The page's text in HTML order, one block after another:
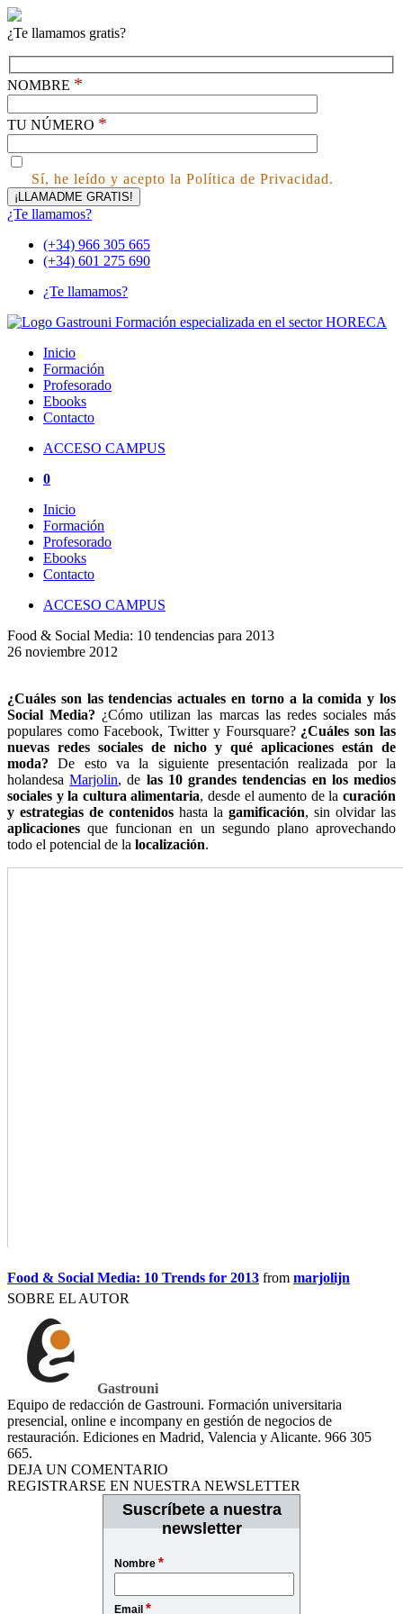
¿Te llamamos gratis?
NOMBRE *
TU NÚMERO *
Sí, he leído y acepto la Política de Privacidad.
¿Te llamamos?
(+34) 966 305 665
(+34) 601 275 690
¿Te llamamos?
Inicio
Formación
Profesorado
Ebooks
Contacto
ACCESO CAMPUS
0
Inicio
Formación
Profesorado
Ebooks
Contacto
ACCESO CAMPUS
Food & Social Media: 10 tendencias para 2013
26 noviembre 2012
¿Cuáles son las tendencias actuales en torno a la comida y los
Social Media? ¿Cómo utilizan las marcas las redes sociales más
populares como Facebook, Twitter y Foursquare? ¿Cuáles son las
nuevas redes sociales de nicho y qué aplicaciones están de
moda? De esto va la siguiente presentación realizada por la
holandesaMarjolin, de las 10 grandes tendencias en los medios
sociales y la cultura alimentaria, desde el aumento de lacuración
y estrategias de contenidos hasta la gamificación, sin olvidar las
aplicaciones que funcionan en un segundo plano aprovechando
todo el potencial de la localización.
Food & Social Media: 10 Trends for 2013 from marjolijn
SOBRE EL AUTOR
Gastrouni
Equipo de redacción de Gastrouni. Formación universitaria
presencial, online e incompany en gestión de negocios de
restauración. Ediciones en Madrid, Valencia y Alicante. 966 305
665.
DEJA UN COMENTARIO
REGISTRARSE EN NUESTRA NEWSLETTER
Suscríbete a nuestra
newsletter
Nombre *
Email *